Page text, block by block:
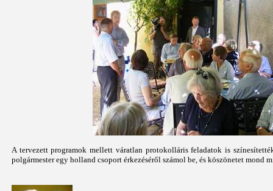
A tervezett programok mellett váratlan protokolláris feladatok is
polgármester egy holland csoport érkezéséről számol be, és köszönetet